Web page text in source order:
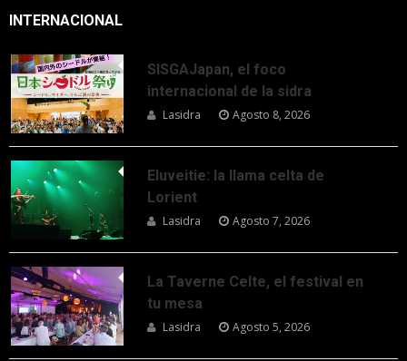
INTERNACIONAL
SISGAJapan, el foco
internacional de la sidra
Lasidra Agosto 8, 2026
Eluveitie: la llama celta de
Lorient
Lasidra Agosto 7, 2026
La Taverne Celte, el festival en
tu mesa
Lasidra Agosto 5, 2026